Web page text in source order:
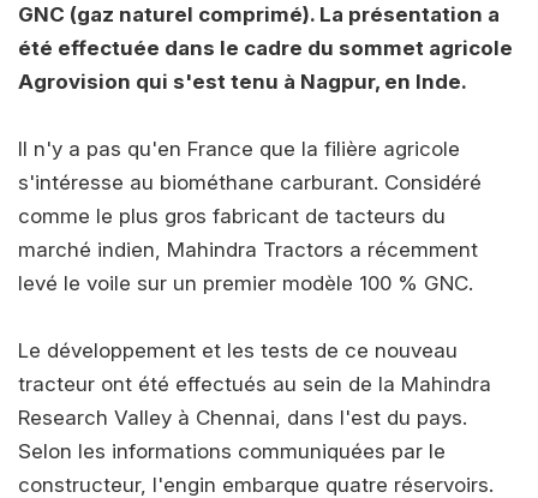
GNC (gaz naturel comprimé). La présentation a
été effectuée dans le cadre du sommet agricole
Agrovision qui s'est tenu à Nagpur, en Inde.
Il n'y a pas qu'en France que la filière agricole
s'intéresse au biométhane carburant. Considéré
comme le plus gros fabricant de tacteurs du
marché indien, Mahindra Tractors a récemment
levé le voile sur un premier modèle 100 % GNC.
Le développement et les tests de ce nouveau
tracteur ont été effectués au sein de la Mahindra
Research Valley à Chennai, dans l'est du pays.
Selon les informations communiquées par le
constructeur, l'engin embarque quatre réservoirs.